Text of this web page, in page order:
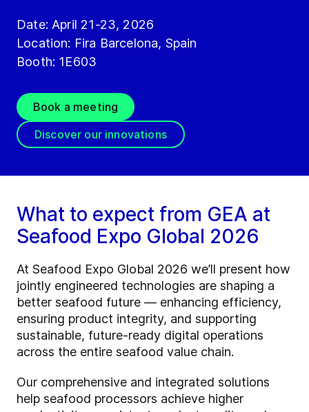
Date: April 21-23, 2026
Location: Fira Barcelona, Spain
Booth: 1E603
Book a meeting
Discover our innovations
What to expect from GEA at
Seafood Expo Global 2026
At Seafood Expo Global 2026 we’ll present how
jointly engineered technologies are shaping a
better seafood future — enhancing efficiency,
ensuring product integrity, and supporting
sustainable, future‑ready digital operations
across the entire seafood value chain.
Our comprehensive and integrated solutions
help seafood processors achieve higher